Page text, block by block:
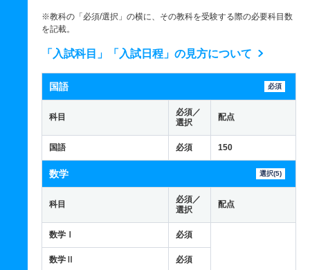
※教科の「必須/選択」の横に、その教科を受験する際の必要科目数
を記載。
「入試科目」「入試日程」の見方について
国語 必須
科目
必須／
選択
配点
国語 必須 150
数学 選択(5)
科目
必須／
選択
配点
数学Ⅰ 必須
数学Ⅱ 必須